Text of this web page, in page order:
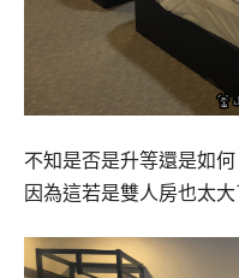
不知是否是升等還是如
因為這若是雙人房也太